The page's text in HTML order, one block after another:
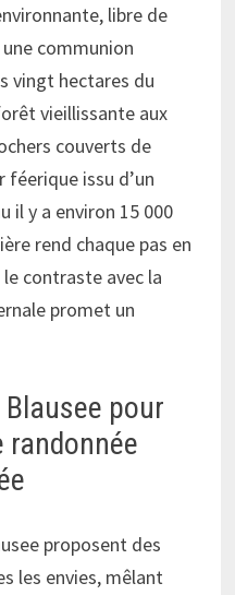
libre de
communion
vingt hectares du
vieillissante aux
couverts de
issu d’un
il y a environ 15 000
rend chaque pas en
contraste avec la
promet un
pour
randonnée
proposent des
les envies, mêlant